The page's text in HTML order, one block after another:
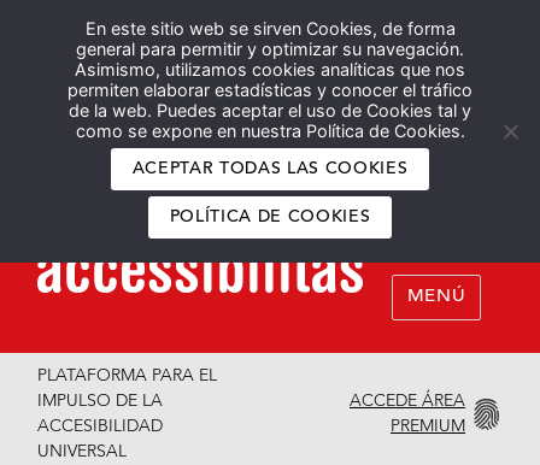
En este sitio web se sirven Cookies, de forma
general para permitir y optimizar su navegación.
Asimismo, utilizamos cookies analíticas que nos
permiten elaborar estadísticas y conocer el tráfico
de la web. Puedes aceptar el uso de Cookies tal y
como se expone en nuestra Política de Cookies.
ACEPTAR TODAS LAS COOKIES
POLÍTICA DE COOKIES
Español English
MENÚ
PLATAFORMA PARA EL
IMPULSO DE LA
ACCESIBILIDAD
UNIVERSAL
ACCEDE ÁREA
PREMIUM